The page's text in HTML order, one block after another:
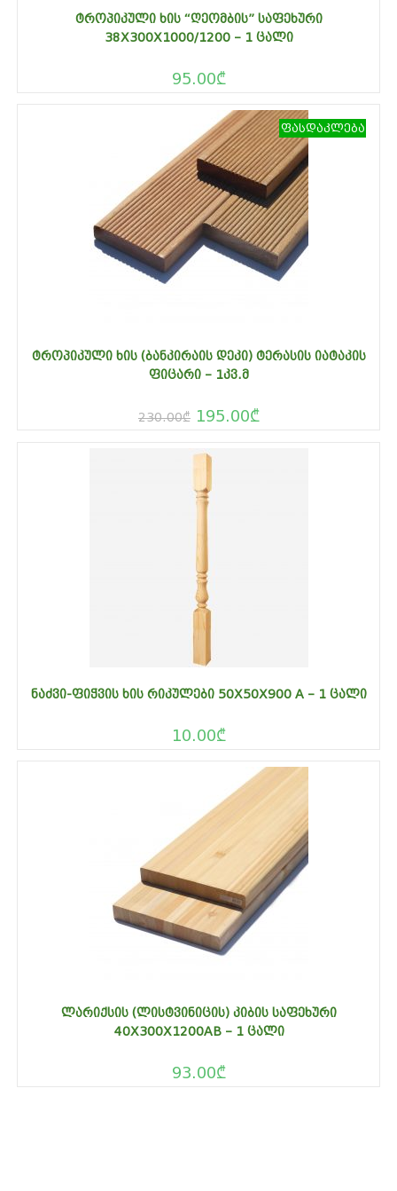
ᲢᲠᲝᲞᲘᲙᲣᲚᲘ ᲮᲘᲡ “ᲦᲔᲝᲛᲑᲘᲡ” ᲡᲐᲤᲔᲮᲣᲠᲘ
38X300X1000/1200 – 1 ᲪᲐᲚᲘ
95.00₾
ფასდაკლება
ᲢᲠᲝᲞᲘᲙᲣᲚᲘ ᲮᲘᲡ (ᲑᲐᲜᲙᲘᲠᲐᲘᲡ ᲓᲔᲙᲘ) ᲢᲔᲠᲐᲡᲘᲡ ᲘᲐᲢᲐᲙᲘᲡ
ᲤᲘᲪᲐᲠᲘ – 1ᲙᲕ.Მ
230.00₾ 195.00₾
ᲜᲐᲫᲕᲘ-ᲤᲘᲭᲕᲘᲡ ᲮᲘᲡ ᲠᲘᲙᲣᲚᲔᲑᲘ 50X50X900 A – 1 ᲪᲐᲚᲘ
10.00₾
ᲚᲐᲠᲘᲥᲡᲘᲡ (ᲚᲘᲡᲢᲕᲘᲜᲘᲪᲘᲡ) ᲙᲘᲑᲘᲡ ᲡᲐᲤᲔᲮᲣᲠᲘ
40X300X1200AB – 1 ᲪᲐᲚᲘ
93.00₾